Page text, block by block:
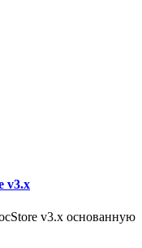
v3.x
v3.x основанную